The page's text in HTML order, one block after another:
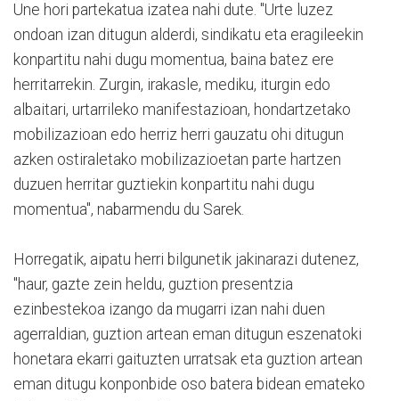
Une hori partekatua izatea nahi dute. "Urte luzez
ondoan izan ditugun alderdi, sindikatu eta eragileekin
konpartitu nahi dugu momentua, baina batez ere
herritarrekin. Zurgin, irakasle, mediku, iturgin edo
albaitari, urtarrileko manifestazioan, hondartzetako
mobilizazioan edo herriz herri gauzatu ohi ditugun
azken ostiraletako mobilizazioetan parte hartzen
duzuen herritar guztiekin konpartitu nahi dugu
momentua", nabarmendu du Sarek.
Horregatik, aipatu herri bilgunetik jakinarazi dutenez,
"haur, gazte zein heldu, guztion presentzia
ezinbestekoa izango da mugarri izan nahi duen
agerraldian, guztion artean eman ditugun eszenatoki
honetara ekarri gaituzten urratsak eta guztion artean
eman ditugu konponbide oso batera bidean emateko